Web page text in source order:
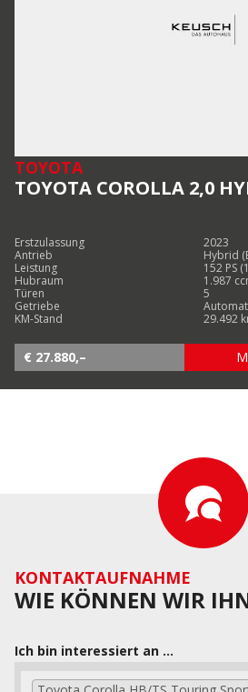
TOYOTA
TOYOTA COROLLA 2,0
Erstzulassung
2023
Antrieb
Hybrid
Leistung
152 PS
Hubraum
1.987
Türen
5
Getriebe
KM-Stand
29.492
€ 27.880,–
KONTAKTAUFNAHME
WIE KÖNNEN WIR
Ich bin interessiert an ...